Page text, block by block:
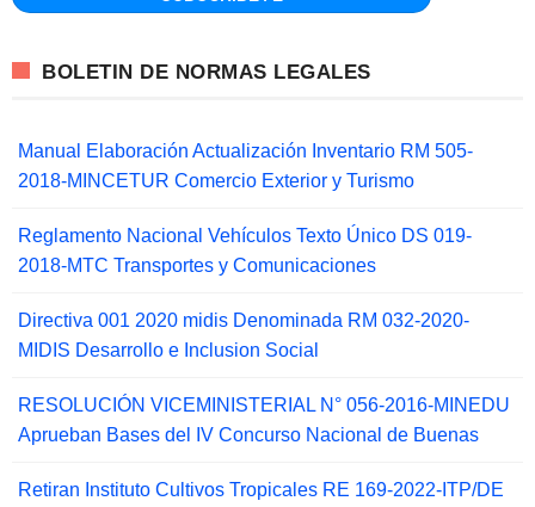
BOLETIN DE NORMAS LEGALES
Manual Elaboración Actualización Inventario RM 505-
2018-MINCETUR Comercio Exterior y Turismo
Reglamento Nacional Vehículos Texto Único DS 019-
2018-MTC Transportes y Comunicaciones
Directiva 001 2020 midis Denominada RM 032-2020-
MIDIS Desarrollo e Inclusion Social
RESOLUCIÓN VICEMINISTERIAL N° 056-2016-MINEDU
Aprueban Bases del IV Concurso Nacional de Buenas
Retiran Instituto Cultivos Tropicales RE 169-2022-ITP/DE